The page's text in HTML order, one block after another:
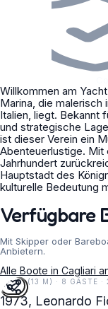
Willkommen am
Marina, die malerisch
Italien, liegt. Bekannt
und strategische
ist dieser Verein ein
Abenteuerlustige. Mit
Jahrhundert
Hauptstadt des
kulturelle Bedeutung
Verfügbare
Mit Skipper oder
Anbietern.
Alle Boote in Cagliari
5
44 FT (13 M) · 8 GÄSTE ·
1973, Leonardo